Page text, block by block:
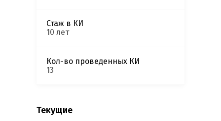
Стаж в КИ
10 лет
Кол-во проведенных КИ
13
Текущие